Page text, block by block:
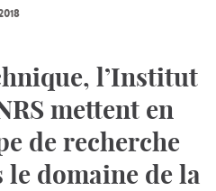
l’Institut
mettent en
de recherche
le domaine de la